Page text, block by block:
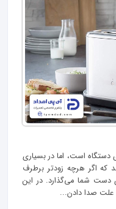
دستگاه است، اما در بسیاری
که اگر هرچه زودتر برطرف
دست شما می‌گذارد. در این
علت صدا دادن...